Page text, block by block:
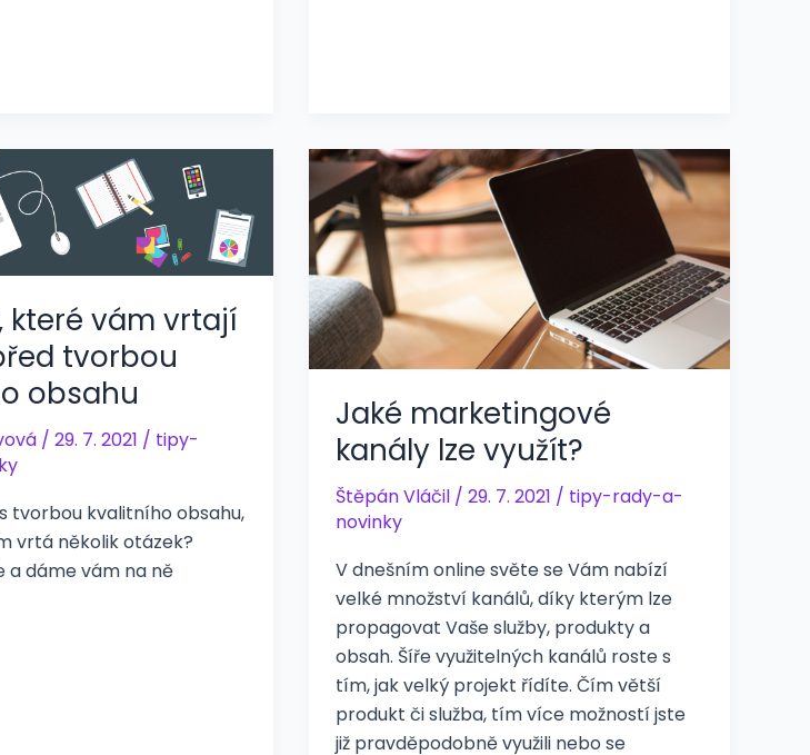
které vám vrtají
tvorbou
obsahu
/ 29. 7. 2021 / tipy-
tvorbou kvalitního obsahu,
vrtá několik otázek?
a dáme vám na ně
Jaké marketingové
kanály lze využít?
Štěpán Vláčil /29. 7. 2021 / tipy-rady-a-
novinky
V dnešním online světe se Vám nabízí
velké množství kanálů, díky kterým lze
propagovat Vaše služby, produkty a
obsah. Šíře využitelných kanálů roste s
tím, jak velký projekt řídíte. Čím větší
produkt či služba, tím více možností jste
již pravděpodobně využili nebo se